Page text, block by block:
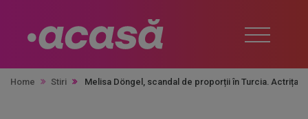
Home Stiri Melisa Döngel, scandal de proporții în Turcia. Actrița